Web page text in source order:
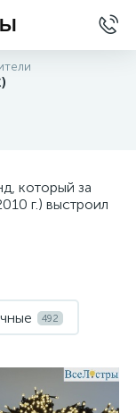
который за
г.) выстроил
492